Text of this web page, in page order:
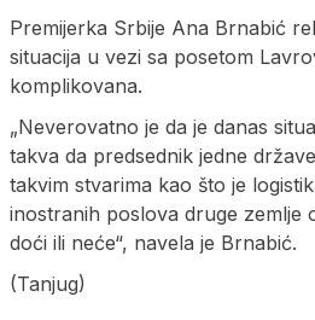
Premijerka Srbije Ana Brnabić
situacija u vezi sa posetom
komplikovana.
„Neverovatno je da je danas
takva da predsednik jedne
takvim stvarima kao što je
inostranih poslova druge zemlje
doći ili neće“, navela je Brnabić.
(Tanjug)